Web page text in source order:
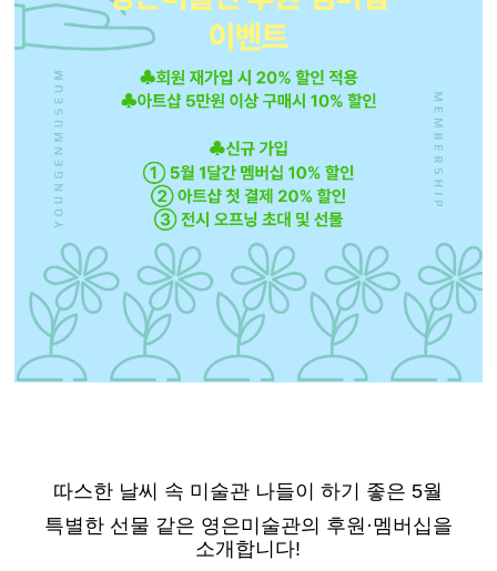
따스한 날씨 속 미술관 나들이 하기 좋은 5월
특별한 선물 같은 영은미술관의 후원·멤버십을
소개합니다!